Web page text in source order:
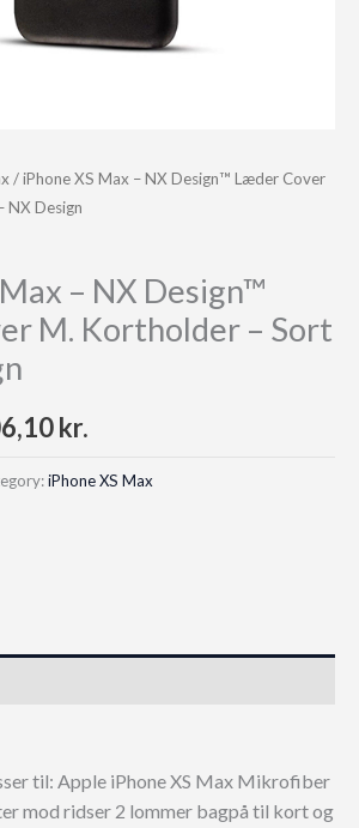
/ iPhone XS Max – NX Design™ Læder Cover
NX Design
– NX Design™
M. Kortholder – Sort
kr.
price
iPhone XS Max
til: Apple iPhone XS Max Mikrofiber
mod ridser 2 lommer bagpå til kort og